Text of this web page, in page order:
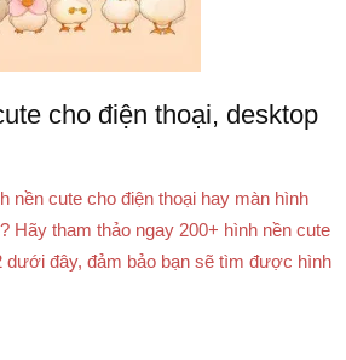
cho điện thoại, desktop
nền cute cho điện thoại hay màn hình
Hãy tham thảo ngay 200+ hình nền cute
dưới đây, đảm bảo bạn sẽ tìm được hình